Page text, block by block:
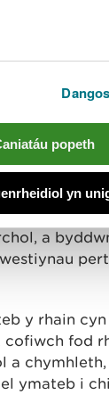
popeth
yn
y
ymateb i
neges y
yn eu
a
y rhain
cofiwch fod
a
ymateb i